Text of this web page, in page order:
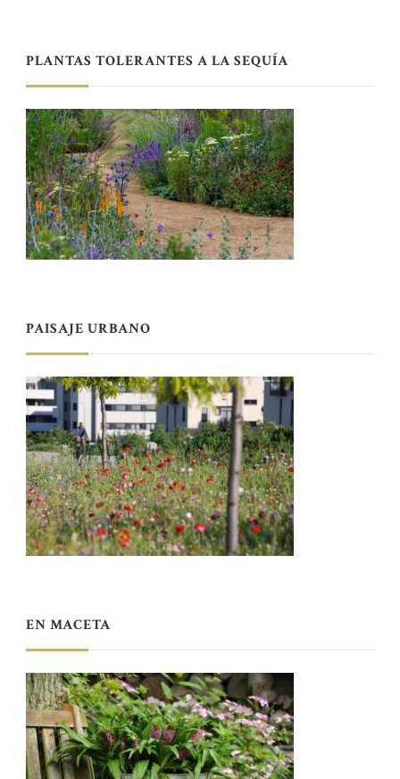
PLANTAS TOLERANTES A LA SEQUÍA
PAISAJE URBANO
EN MACETA